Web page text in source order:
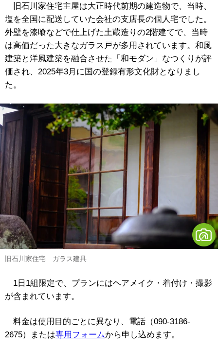
旧石川家住宅主屋は大正時代前期の建造物で、当時、
塩を全国に配送していた会社の支店長の個人宅でした。
外壁を漆喰などで仕上げた土蔵造りの2階建てで、当時
は高価だった大きなガラス戸が多用されています。和風
建築と洋風建築を融合させた「和モダン」なつくりが評
価され、2025年3月に国の登録有形文化財となりまし
た。
旧石川家住宅 ガラス建具
1日1組限定で、プランにはヘアメイク・着付け・撮影
が含まれています。
料金は使用目的ごとに異なり、電話（090-3186-
2675）または専用フォームから申し込めます。